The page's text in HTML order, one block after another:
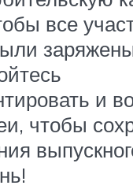
все
и
чтобы